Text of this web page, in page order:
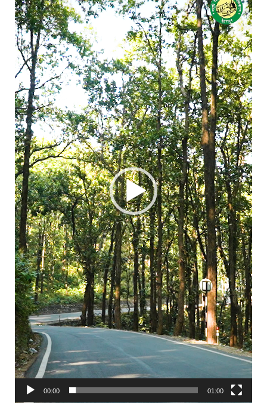
00:00 01:00